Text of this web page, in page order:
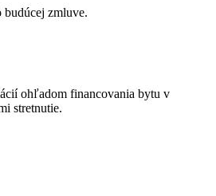
zmluve.
ohľadom financovania bytu v
stretnutie.